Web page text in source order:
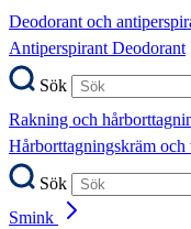
Deodorant och
AntiperspirantDeodorant
Sök
Rakning och
Hårborttagningskräm och
Sök
Smink